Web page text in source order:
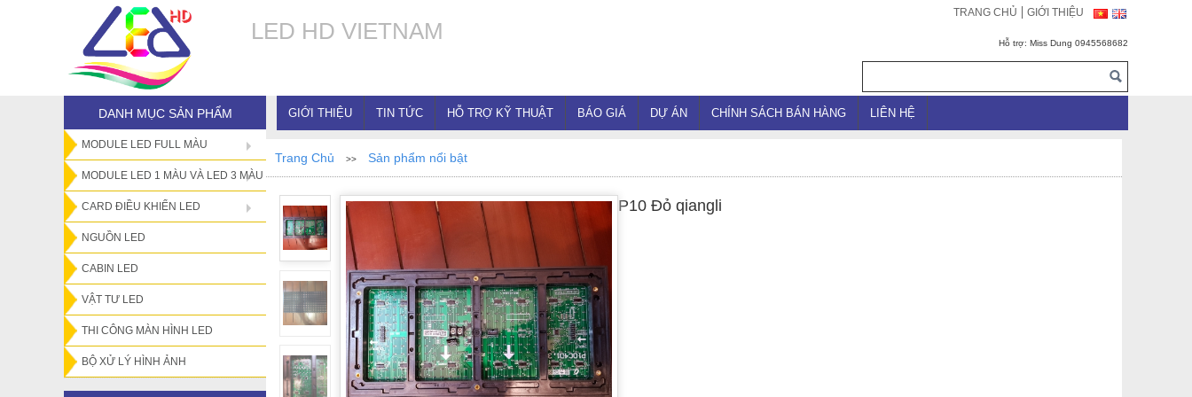
TRANG CHỦ GIỚI THIỆU
LED HD VIETNAM Hỗ trợ: Miss Dung 0945568682
DANH MỤC SẢN PHẨM
MODULE LED FULL MÀU
MODULE LED 1 MÀU VÀ LED 3 MÀU
CARD ĐIỀU KHIỂN LED
NGUỒN LED
CABIN LED
VẬT TƯ LED
THI CÔNG MÀN HÌNH LED
BỘ XỬ LÝ HÌNH ẢNH
GIỚI THIỆU TIN TỨC HỖ TRỢ KỸ THUẬT BÁO GIÁ DỰ ÁN CHÍNH SÁCH BÁN HÀNG LIÊN HỆ
Trang Chủ >> Sản phẩm nổi bật
P10 Đỏ qiangli